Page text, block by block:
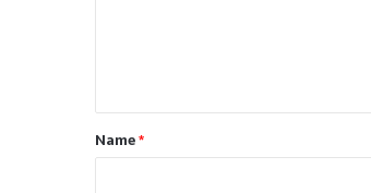
t
*Name*